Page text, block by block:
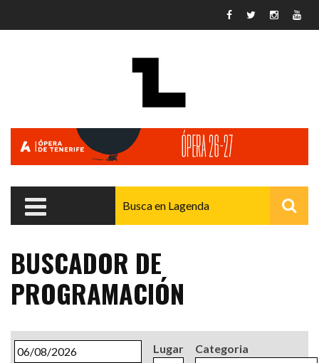
BUSCADOR DE
PROGRAMACIÓN
Fecha
Lugar Categoria